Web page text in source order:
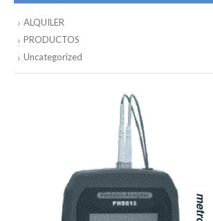
ALQUILER
PRODUCTOS
Uncategorized